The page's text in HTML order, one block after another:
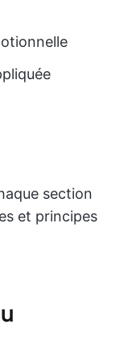
section
et principes